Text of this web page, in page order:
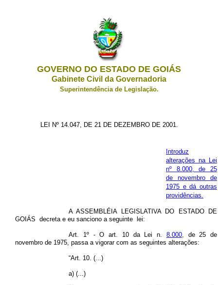
GOVERNO DO ESTADO DE GOIÁS
Gabinete Civil da Governadoria
Superintendência de Legislação.
LEI Nº 14.047, DE 21 DE DEZEMBRO DE 2001.
Introduz
alterações na Lei
nº 8.000, de 25
de novembro de
1975 e dá outras
providências.
A ASSEMBLÉIA LEGISLATIVA DO ESTADO DE
GOIÁS decreta e eu sanciono a seguinte lei:
Art. 1º - O art. 10 da Lei n. 8.000, de 25 de
novembro de 1975, passa a vigorar com as seguintes alterações:
“Art. 10. (...)
a) (...)